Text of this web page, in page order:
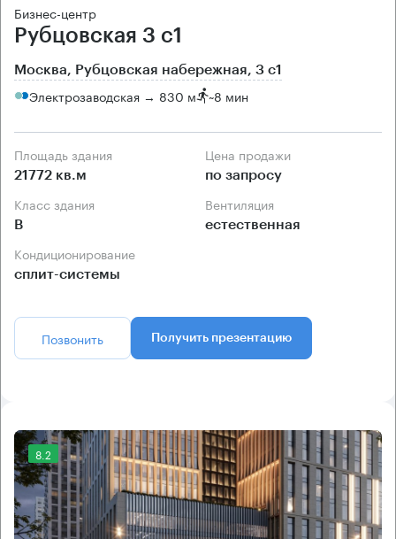
Бизнес-центр
Рубцовская 3 с1
Москва, Рубцовская набережная, 3 с1
Электрозаводская → 830 м ~8 мин
Площадь здания
21772 кв.м
Цена продажи
по запросу
Класс здания
B
Вентиляция
естественная
Кондиционирование
сплит-системы
Позвонить Получить презентацию
8.2